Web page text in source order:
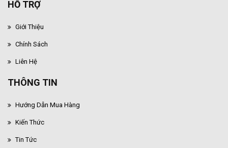
HỖ TRỢ
Giới Thiệu
Chính Sách
Liên Hệ
THÔNG TIN
Hướng Dẫn Mua Hàng
Kiến Thức
Tin Tức